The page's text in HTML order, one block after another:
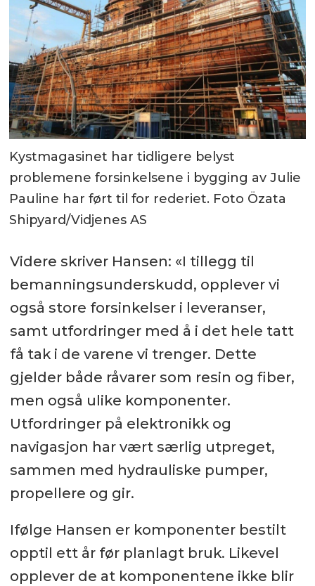
Kystmagasinet har tidligere belyst
problemene forsinkelsene i bygging av Julie
Pauline har ført til for rederiet. Foto Özata
Shipyard/Vidjenes AS
Videre skriver Hansen: «I tillegg til
bemanningsunderskudd, opplever vi
også store forsinkelser i leveranser,
samt utfordringer med å i det hele tatt
få tak i de varene vi trenger. Dette
gjelder både råvarer som resin og fiber,
men også ulike komponenter.
Utfordringer på elektronikk og
navigasjon har vært særlig utpreget,
sammen med hydrauliske pumper,
propellere og gir.
Ifølge Hansen er komponenter bestilt
opptil ett år før planlagt bruk. Likevel
opplever de at komponentene ikke blir